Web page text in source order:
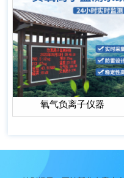
氧气负离子仪器